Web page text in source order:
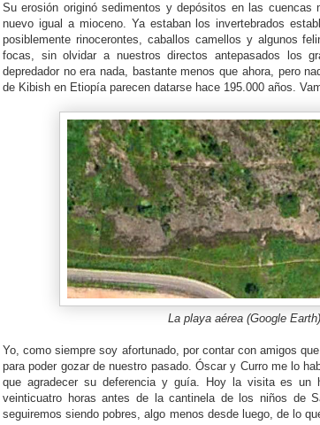
Su erosión originó sedimentos y depósitos en las cuencas
nuevo igual a mioceno. Ya estaban los invertebrados
posiblemente rinocerontes, caballos camellos y algunos
focas, sin olvidar a nuestros directos antepasados los
depredador no era nada, bastante menos que ahora, pero
de Kibish en Etiopía parecen datarse hace 195.000 años.
La playa aérea (Google Earth)
Yo, como siempre soy afortunado, por contar con amigos
para poder gozar de nuestro pasado. Óscar y Curro me lo
que agradecer su deferencia y guía. Hoy la visita es un
veinticuatro horas antes de la cantinela de los niños de
seguiremos siendo pobres, algo menos desde luego, de lo